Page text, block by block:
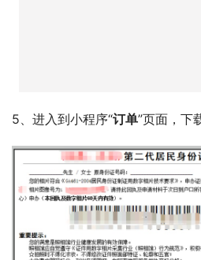
5、进入到小程序“订单”页面，下